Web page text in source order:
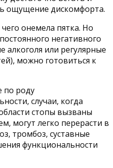
ощущение дискомфорта.
онемела пятка. Но
негативного
алкоголя или регулярные
можно готовиться к
по роду
случаи, когда
стопы вызваны
могут легко перерасти в
тромбоз, суставные
функциональности